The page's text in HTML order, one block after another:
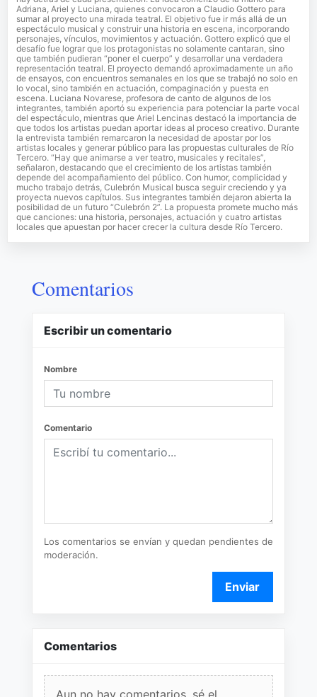
Adriana, Ariel y Luciana, quienes convocaron a Claudio Gottero para
sumar al proyecto una mirada teatral. El objetivo fue ir más allá de un
espectáculo musical y construir una historia en escena, incorporando
personajes, vínculos, movimientos y actuación. Gottero explicó que el
desafío fue lograr que los protagonistas no solamente cantaran, sino
que también pudieran “poner el cuerpo” y desarrollar una verdadera
representación teatral. El proyecto demandó aproximadamente un año
de ensayos, con encuentros semanales en los que se trabajó no solo en
lo vocal, sino también en actuación, compaginación y puesta en
escena. Luciana Novarese, profesora de canto de algunos de los
integrantes, también aportó su experiencia para potenciar la parte vocal
del espectáculo, mientras que Ariel Lencinas destacó la importancia de
que todos los artistas puedan aportar ideas al proceso creativo. Durante
la entrevista también remarcaron la necesidad de apostar por los
artistas locales y generar público para las propuestas culturales de Río
Tercero. “Hay que animarse a ver teatro, musicales y recitales”,
señalaron, destacando que el crecimiento de los artistas también
depende del acompañamiento del público. Con humor, complicidad y
mucho trabajo detrás, Culebrón Musical busca seguir creciendo y ya
proyecta nuevos capítulos. Sus integrantes también dejaron abierta la
posibilidad de un futuro “Culebrón 2”. La propuesta promete mucho más
que canciones: una historia, personajes, actuación y cuatro artistas
locales que apuestan por hacer crecer la cultura desde Río Tercero.
Comentarios
Escribir un comentario
Nombre
Comentario
Los comentarios se envían y quedan pendientes de
moderación.
Enviar
Comentarios